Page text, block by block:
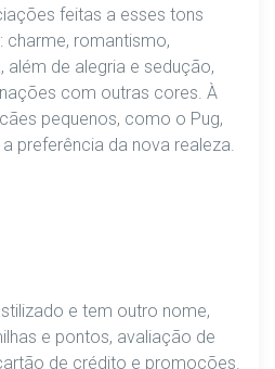
feitas a esses tons
romantismo,
além de alegria e sedução,
com outras cores. À
pequenos, como o Pug,
preferência da nova realeza.
e tem outro nome,
e pontos, avaliação de
de crédito e promoções.